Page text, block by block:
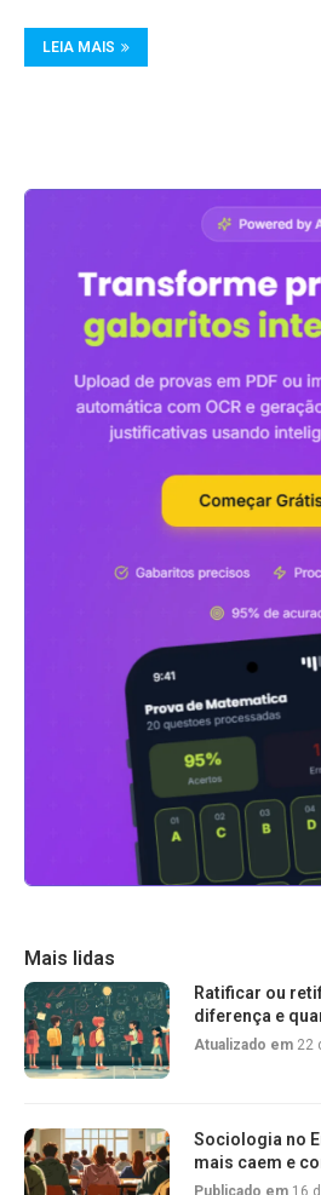
LEIA MAIS
Mais lidas
Ratificar ou
diferença e
Atualizado em 22
Sociologia no
mais caem e